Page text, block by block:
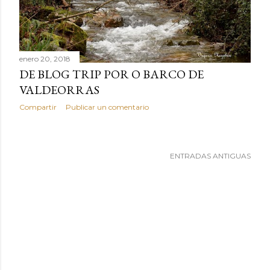
a
s
enero 20, 2018
DE BLOG TRIP POR O BARCO DE
VALDEORRAS
Compartir Publicar un comentario
ENTRADAS ANTIGUAS